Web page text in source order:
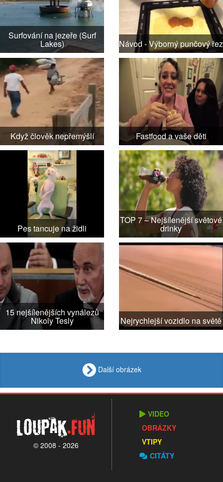
Surfování na jezeře (Surf
Lakes) Návod - Výborný punčový řez
Když člověk nepřemýšlí Fastfood a vaše děti
Pes tancuje na židli
TOP 7 – Nejšílenější světové
drinky
15 nejšílenějších vynálezů
Nikoly Tesly Nejrychlejší vozidlo na světě
Další obrázek
Loupak.fun
© 2008 - 2026
VIDEO
OBRÁZKY
VTIPY
CITÁTY